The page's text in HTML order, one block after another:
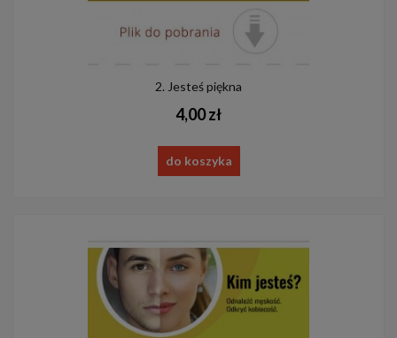
2. Jesteś piękna
4,00 zł
do koszyka